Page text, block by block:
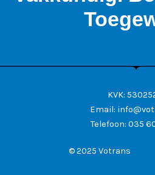
KVK:
Email:
Telefoon: 035
© 2025 Votrans